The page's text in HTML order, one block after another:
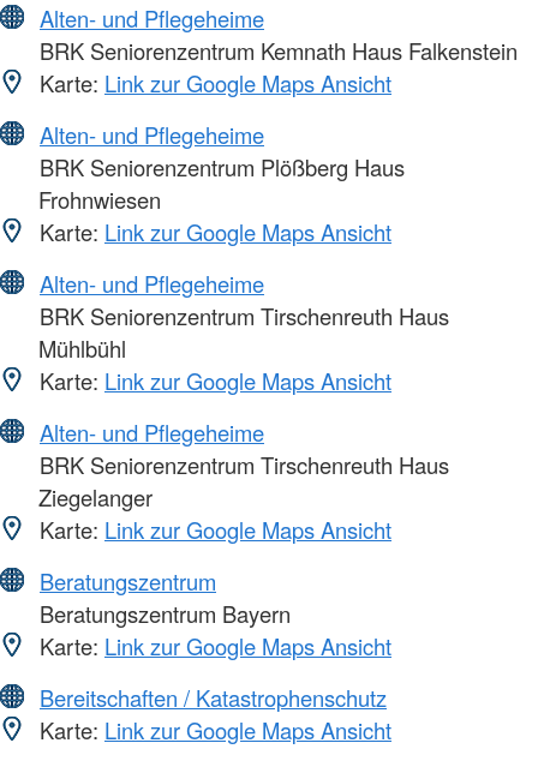
Alten- und Pflegeheime
BRK Seniorenzentrum Kemnath Haus Falkenstein
Karte: Link zur Google Maps Ansicht
Alten- und Pflegeheime
BRK Seniorenzentrum Plößberg Haus
Frohnwiesen
Karte: Link zur Google Maps Ansicht
Alten- und Pflegeheime
BRK Seniorenzentrum Tirschenreuth Haus
Mühlbühl
Karte: Link zur Google Maps Ansicht
Alten- und Pflegeheime
BRK Seniorenzentrum Tirschenreuth Haus
Ziegelanger
Karte: Link zur Google Maps Ansicht
Beratungszentrum
Beratungszentrum Bayern
Karte: Link zur Google Maps Ansicht
Bereitschaften / Katastrophenschutz
Karte: Link zur Google Maps Ansicht